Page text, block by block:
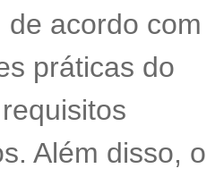
de acordo com
práticas do
Além disso, o